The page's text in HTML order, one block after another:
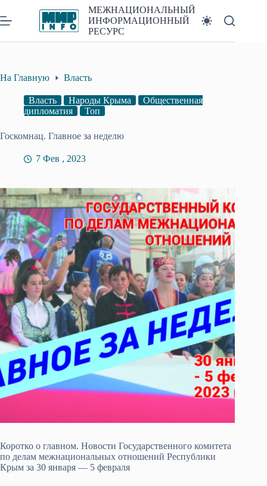
к
сути
МЕЖНАЦИОНАЛЬНЫЙ
ИНФОРМАЦИОННЫЙ
РЕСУРС
На Главную Власть
Власть Народы Крыма
Общественная
дипломатия
Топ
Госкомнац. Главное за неделю
7 Фев , 2023
Коротко о главном. Новости Государственного комитета
по делам межнациональных отношений Республики
Крым за 30 января — 5 февраля